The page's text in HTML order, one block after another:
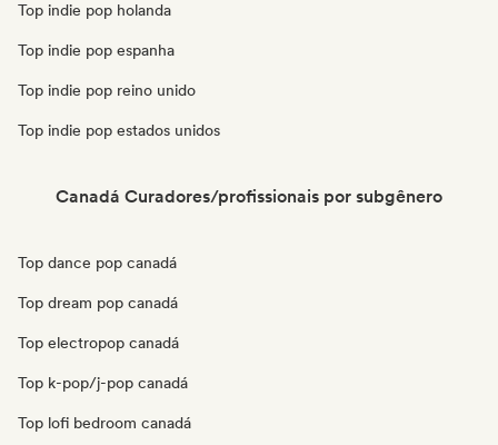
Top indie pop holanda
Top indie pop espanha
Top indie pop reino unido
Top indie pop estados unidos
Canadá Curadores/profissionais por subgênero
Top dance pop canadá
Top dream pop canadá
Top electropop canadá
Top k-pop/j-pop canadá
Top lofi bedroom canadá